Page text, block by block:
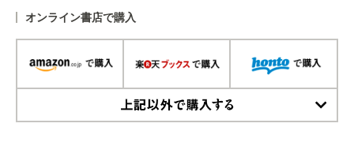
オンライン書店で購入